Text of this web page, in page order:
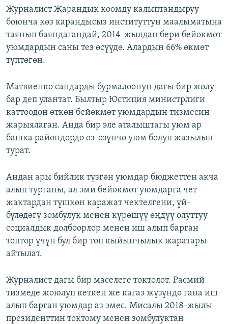
Журналист Жарандык коомду калыптандыруу
боюнча көз карандысыз институттун маалыматына
таянып баяндагандай, 2014-жылдан бери бейөкмөт
уюмдардын саны тез өсүүдө. Алардын 66% өкмөт
түптөгөн.
Матвиенко сандарды бурмалоонун дагы бир жолу
бар деп улантат. Былтыр Юстиция министрлиги
каттоодон өткөн бейөкмөт уюмдардын тизмесин
жарыялаган. Анда бир эле аталыштагы уюм ар
башка райондордо өз-өзүнчө уюм болуп жазылып
турат.
Андан ары бийлик түзгөн уюмдар бюджеттен акча
алып турганы, ал эми бейөкмөт уюмдарга чет
жактардан түшкөн каражат чектелгени, үй-
бүлөдөгү зомбулук менен күрөшүү өңдүү олуттуу
социалдык долбоорлор менен иш алып барган
топтор үчүн бул бир топ кыйынчылык жаратары
айтылат.
Журналист дагы бир маселеге токтолот. Расмий
тизмеде жоюлуп кеткен же кагаз жүзүндө гана иш
алып барган уюмдар аз эмес. Мисалы 2018-жылы
президенттин токтому менен зомбулуктан